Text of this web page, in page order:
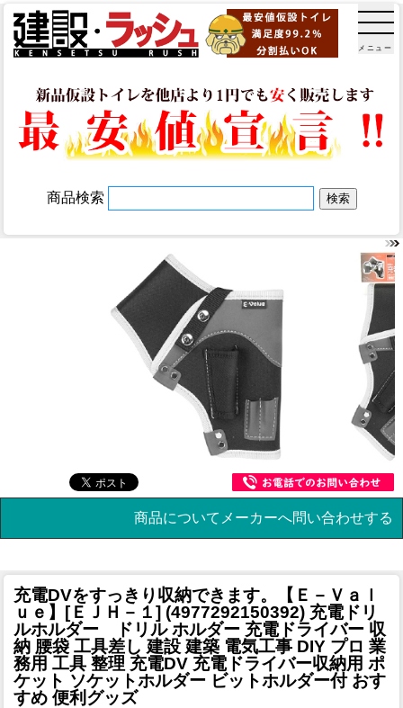
メニュー
商品検索
商品についてメーカーへ問い合わせする
充電DVをすっきり収納できます。
【Ｅ－Ｖａｌ
ｕｅ】[ＥＪＨ－１] (4977292150392) 充電ドリ
ルホルダー ドリル ホルダー 充電ドライバー 収
納 腰袋 工具差し 建設 建築 電気工事 DIY プロ 業
務用 工具 整理 充電DV 充電ドライバー収納用 ポ
ケット ソケットホルダー ビットホルダー付 おす
すめ 便利グッズ